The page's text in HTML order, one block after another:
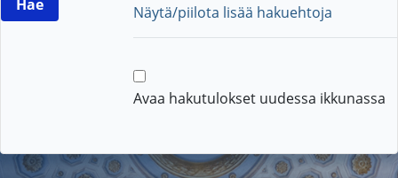
Näytä/piilota lisää hakuehtoja
Avaa hakutulokset uudessa ikkunassa